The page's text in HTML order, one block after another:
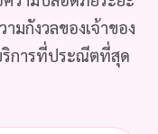
มกังวลของเจ้าของ
ริการที่ประณีตที่สุด